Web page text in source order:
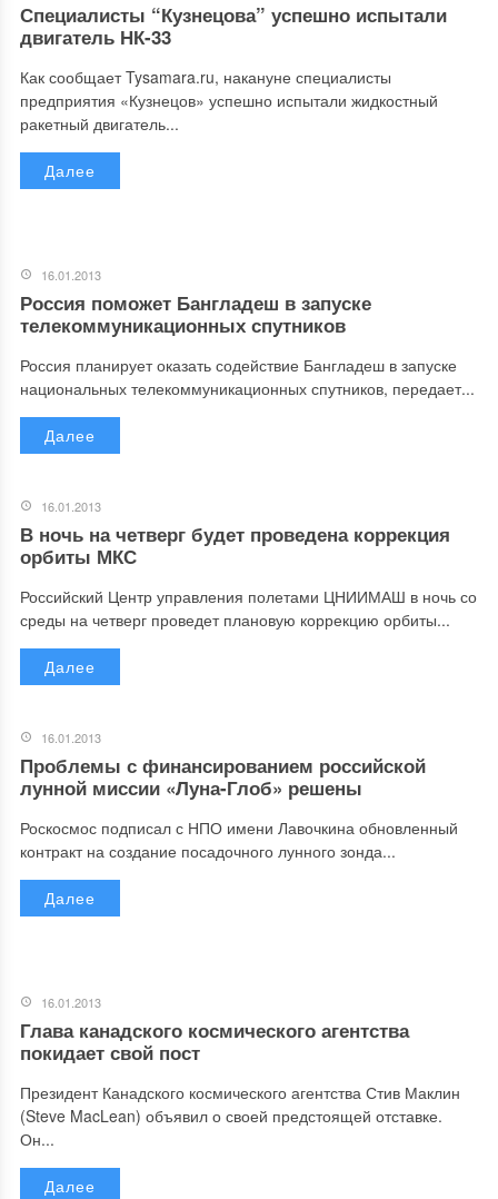
Специалисты “Кузнецова” успешно испытали
двигатель НК-33
Как сообщает Tysamara.ru, накануне специалисты
предприятия «Кузнецов» успешно испытали жидкостный
ракетный двигатель...
Далее
16.01.2013
Россия поможет Бангладеш в запуске
телекоммуникационных спутников
Россия планирует оказать содействие Бангладеш в запуске
национальных телекоммуникационных спутников, передает...
Далее
16.01.2013
В ночь на четверг будет проведена коррекция
орбиты МКС
Российский Центр управления полетами ЦНИИМАШ в ночь со
среды на четверг проведет плановую коррекцию орбиты...
Далее
16.01.2013
Проблемы с финансированием российской
лунной миссии «Луна-Глоб» решены
Роскосмос подписал с НПО имени Лавочкина обновленный
контракт на создание посадочного лунного зонда...
Далее
16.01.2013
Глава канадского космического агентства
покидает свой пост
Президент Канадского космического агентства Стив Маклин
(Steve MacLean) объявил о своей предстоящей отставке.
Он...
Далее